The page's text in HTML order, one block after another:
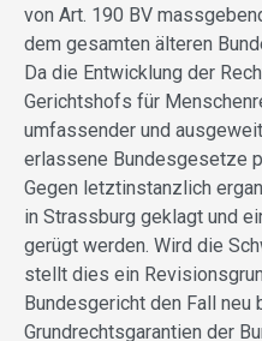
von Art. 190 BV
dem gesamten älteren
Da die Entwicklung der
Gerichtshofs für
umfassender und
erlassene Bundesgesetze
Gegen letztinstanzlich
in Strassburg geklagt und
gerügt werden. Wird die
stellt dies ein
Bundesgericht den Fall neu
Grundrechtsgarantien der